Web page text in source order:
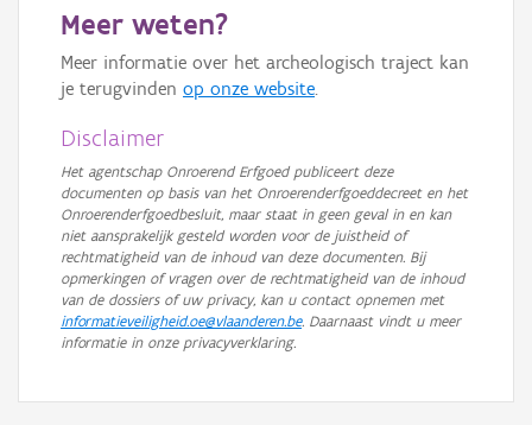
Meer weten?
Meer informatie over het archeologisch traject kan
je terugvinden op onze website.
Disclaimer
Het agentschap Onroerend Erfgoed publiceert deze
documenten op basis van het Onroerenderfgoeddecreet en het
Onroerenderfgoedbesluit, maar staat in geen geval in en kan
niet aansprakelijk gesteld worden voor de juistheid of
rechtmatigheid van de inhoud van deze documenten. Bij
opmerkingen of vragen over de rechtmatigheid van de inhoud
van de dossiers of uw privacy, kan u contact opnemen met
informatieveiligheid.oe@vlaanderen.be. Daarnaast vindt u meer
informatie in onze privacyverklaring.